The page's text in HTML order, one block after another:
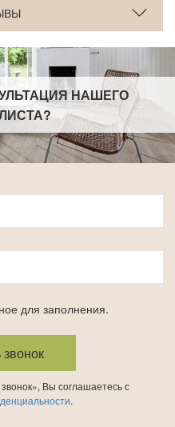
НАШЕГО
?
для заполнения.
Вы соглашаетесь с
.